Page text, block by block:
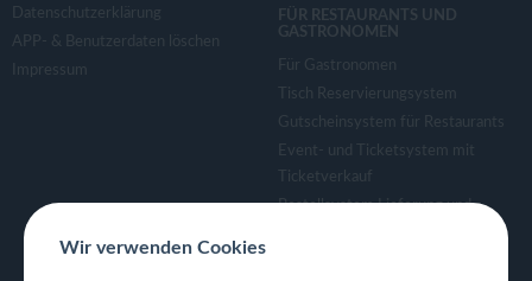
Datenschutzerklärung
APP- & Benutzerdaten löschen
Impressum
FÜR RESTAURANTS UND
GASTRONOMEN
Für Gastronomen
Tisch Reservierungsystem
Gutscheinsystem für Restaurants
Event- und Ticketsystem mit
Ticketverkauf
Bestellsystem Lieferung und
Wir verwenden Cookies